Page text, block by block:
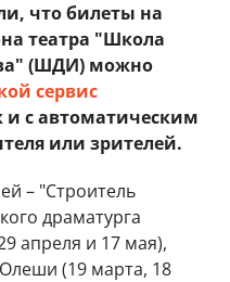
что билеты на
театра "Школа
(ШДИ) можно
сервис
и с автоматическим
или зрителей.
– "Строитель
драматурга
апреля и 17 мая),
(19 марта, 18